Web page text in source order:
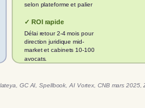
selon plateforme et palier
✓ ROI rapide
Délai retour 2-4 mois pour
direction juridique mid-
market et cabinets 10-100
avocats.
GC AI, Spellbook, AI Vortex, CNB mars 2025,